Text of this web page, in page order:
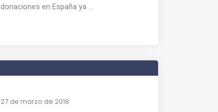
donaciones en España ya ...
27 de marzo de 2018